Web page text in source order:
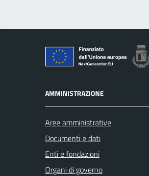
AMMINISTRAZIONE
Aree amministrative
Documenti e dati
Enti e fondazioni
Organi di governo